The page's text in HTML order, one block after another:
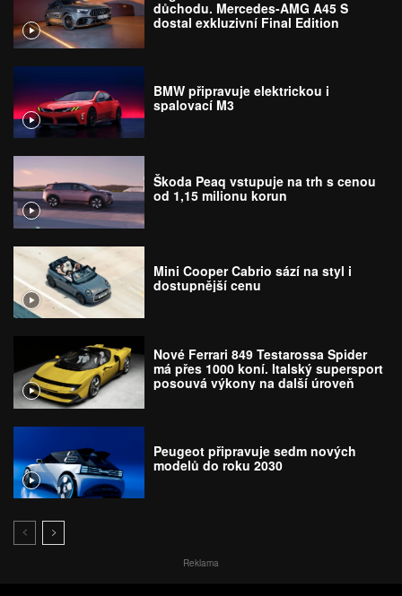
důchodu. Mercedes-AMG A45 S
dostal exkluzivní Final Edition
BMW připravuje elektrickou i
spalovací M3
Škoda Peaq vstupuje na trh s cenou
od 1,15 milionu korun
Mini Cooper Cabrio sází na styl i
dostupnější cenu
Nové Ferrari 849 Testarossa Spider
má přes 1000 koní. Italský supersport
posouvá výkony na další úroveň
Peugeot připravuje sedm nových
modelů do roku 2030
Reklama